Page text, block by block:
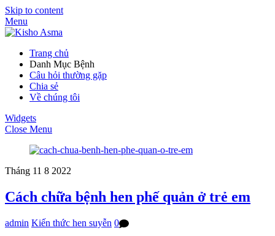
Skip to content
Menu
Trang chủ
Danh Mục Bệnh
Câu hỏi thường gặp
Chia sẻ
Về chúng tôi
Widgets
Close Menu
Tháng 11 8 2022
Cách chữa bệnh hen phế quản ở trẻ em
admin Kiến thức hen suyễn 0